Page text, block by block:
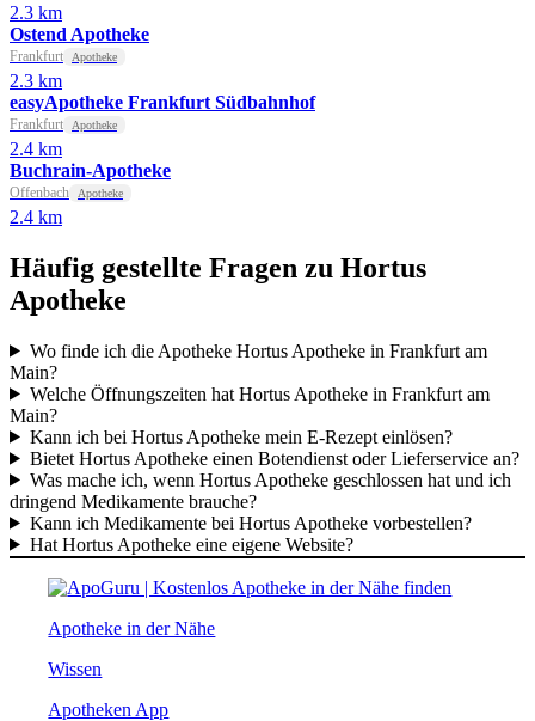
2.3 km
Ostend Apotheke
Frankfurt Apotheke
2.3 km
easyApotheke Frankfurt Südbahnhof
Frankfurt Apotheke
2.4 km
Buchrain-Apotheke
Offenbach Apotheke
2.4 km
Häufig gestellte Fragen zu Hortus
Apotheke
Wo finde ich die Apotheke Hortus Apotheke in Frankfurt am
Main?
Welche Öffnungszeiten hat Hortus Apotheke in Frankfurt am
Main?
Kann ich bei Hortus Apotheke mein E-Rezept einlösen?
Bietet Hortus Apotheke einen Botendienst oder Lieferservice an?
Was mache ich, wenn Hortus Apotheke geschlossen hat und ich
dringend Medikamente brauche?
Kann ich Medikamente bei Hortus Apotheke vorbestellen?
Hat Hortus Apotheke eine eigene Website?
Apotheke in der Nähe
Wissen
Apotheken App